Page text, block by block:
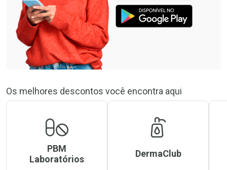
Os melhores descontos você encontra aqui
PBM
Laboratórios
DermaClub